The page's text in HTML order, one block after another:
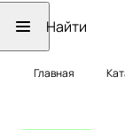
Главная